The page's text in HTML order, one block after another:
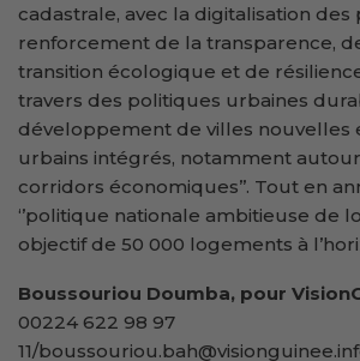
cadastrale, avec la digitalisation
renforcement de la transparence,
transition écologique et de
travers des politiques urbaines
développement de villes nouvelles
urbains intégrés, notamment
corridors économiques’’. Tout en
‘’politique nationale ambitieuse de
objectif de 50 000 logements à
Boussouriou Doumba, pour
00224 622 98 97
11/